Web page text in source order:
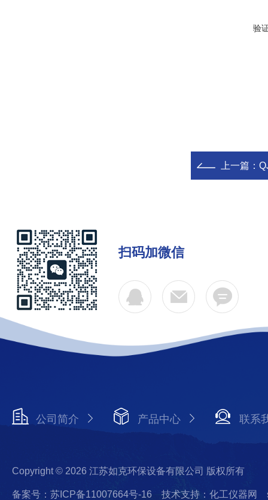
验
上一篇：
扫码加微信
公司简介 产品中心 联系
Copyright © 2026 江苏如克环保设备有限公司 版权所有
备案号：苏ICP备11007664号-16 技术支持：化工仪器网